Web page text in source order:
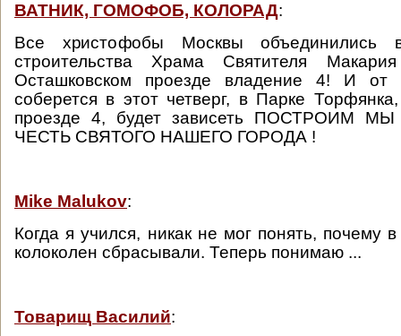
ВАТНИК, ГОМОФОБ, КОЛОРАД:
Все христофобы Москвы объединились
строительства Храма Святителя
Осташковском проезде владение 4! И от
соберется в этот четверг, в Парке
проезде 4, будет зависеть ПОСТРОИМ
ЧЕСТЬ СВЯТОГО НАШЕГО ГОРОДА !
Mike Malukov:
Когда я учился, никак не мог понять, почему
колоколен сбрасывали. Теперь понимаю ...
Товарищ Василий: